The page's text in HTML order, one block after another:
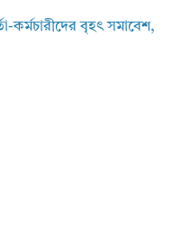
কর্মচারীদের বৃহৎ সমাবেশ,